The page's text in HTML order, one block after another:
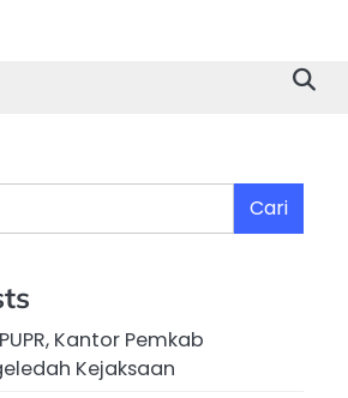
Cari
Kantor Pemkab
Kejaksaan